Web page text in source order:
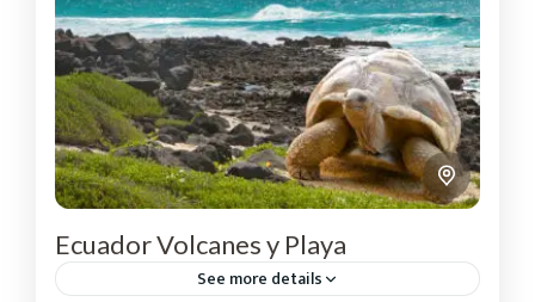
Ecuador Volcanes y Playa
See more details